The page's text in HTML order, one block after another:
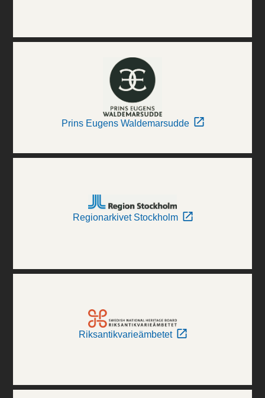
Prins Eugens Waldemarsudde
Regionarkivet Stockholm
Riksantikvarieämbetet